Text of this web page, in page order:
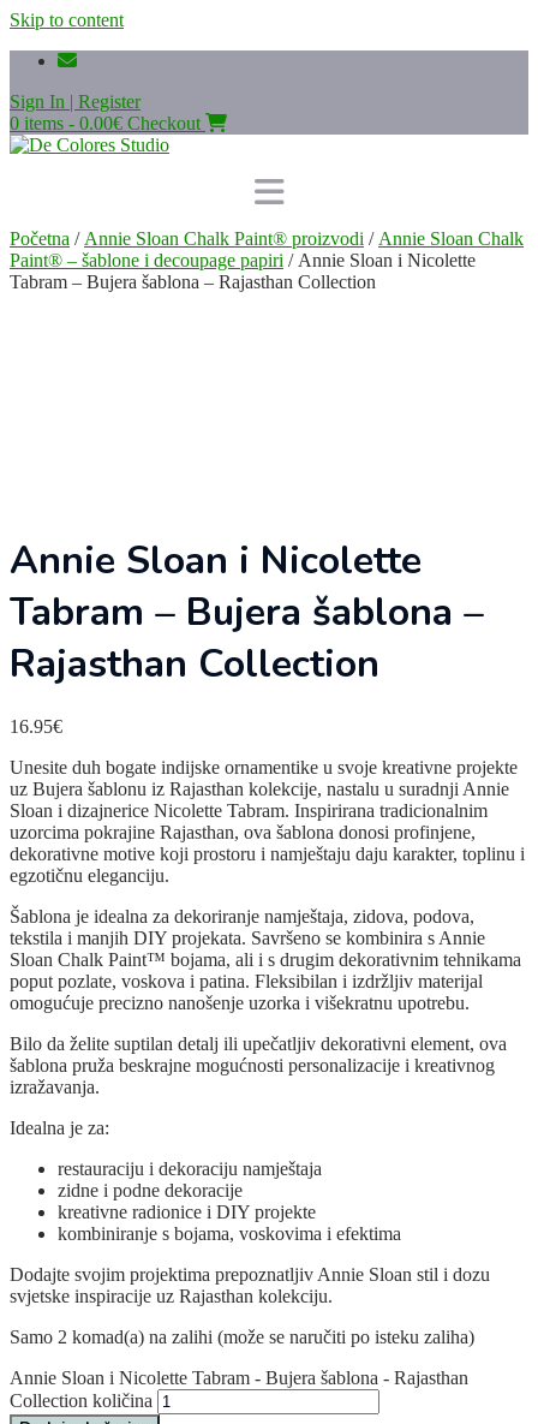
Skip to content
Sign In | Register
0 items - 0.00€ Checkout
Početna / Annie Sloan Chalk Paint® proizvodi / Annie Sloan Chalk
Paint® – šablone i decoupage papiri / Annie Sloan i Nicolette
Tabram – Bujera šablona – Rajasthan Collection
Annie Sloan i Nicolette
Tabram – Bujera šablona –
Rajasthan Collection
16.95€
Unesite duh bogate indijske ornamentike u svoje kreativne projekte
uz Bujera šablonu iz Rajasthan kolekcije, nastalu u suradnji Annie
Sloan i dizajnerice Nicolette Tabram. Inspirirana tradicionalnim
uzorcima pokrajine Rajasthan, ova šablona donosi profinjene,
dekorativne motive koji prostoru i namještaju daju karakter, toplinu i
egzotičnu eleganciju.
Šablona je idealna za dekoriranje namještaja, zidova, podova,
tekstila i manjih DIY projekata. Savršeno se kombinira s Annie
Sloan Chalk Paint™ bojama, ali i s drugim dekorativnim tehnikama
poput pozlate, voskova i patina. Fleksibilan i izdržljiv materijal
omogućuje precizno nanošenje uzorka i višekratnu upotrebu.
Bilo da želite suptilan detalj ili upečatljiv dekorativni element, ova
šablona pruža beskrajne mogućnosti personalizacije i kreativnog
izražavanja.
Idealna je za:
restauraciju i dekoraciju namještaja
zidne i podne dekoracije
kreativne radionice i DIY projekte
kombiniranje s bojama, voskovima i efektima
Dodajte svojim projektima prepoznatljiv Annie Sloan stil i dozu
svjetske inspiracije uz Rajasthan kolekciju.
Samo 2 komad(a) na zalihi (može se naručiti po isteku zaliha)
Annie Sloan i Nicolette Tabram - Bujera šablona - Rajasthan
Collection količina